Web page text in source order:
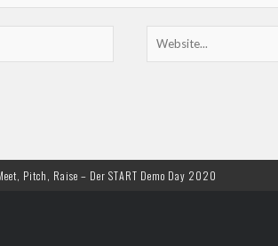
Raise – Der START Demo Day 2020